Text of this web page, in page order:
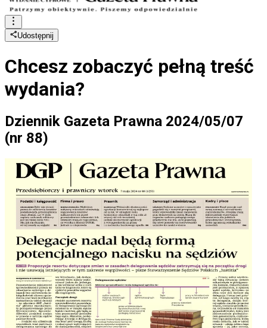
Udostępnij
Chcesz zobaczyć pełną treść
wydania?
Dziennik Gazeta Prawna 2024/05/07
(nr 88)